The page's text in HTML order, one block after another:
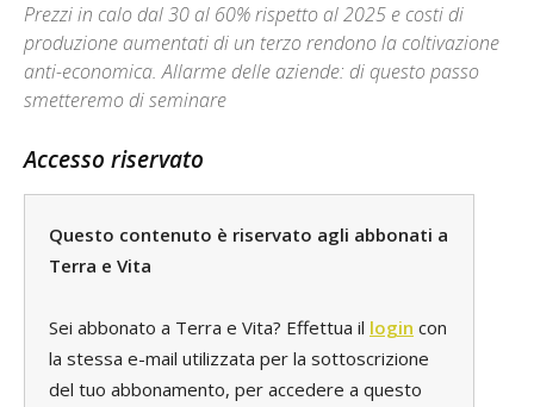
Prezzi in calo dal 30 al 60% rispetto al 2025 e costi di
produzione aumentati di un terzo rendono la coltivazione
anti-economica. Allarme delle aziende: di questo passo
smetteremo di seminare
Accesso riservato
Questo contenuto è riservato agli abbonati a
Terra e Vita
Sei abbonato a Terra e Vita? Effettua il login con
la stessa e-mail utilizzata per la sottoscrizione
del tuo abbonamento, per accedere a questo